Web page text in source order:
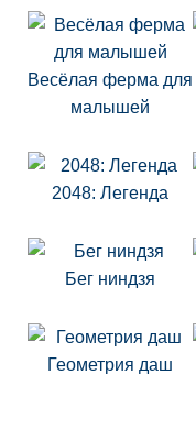
Весёлая ферма для
малышей
2048: Легенда
Бег ниндзя
Геометрия даш